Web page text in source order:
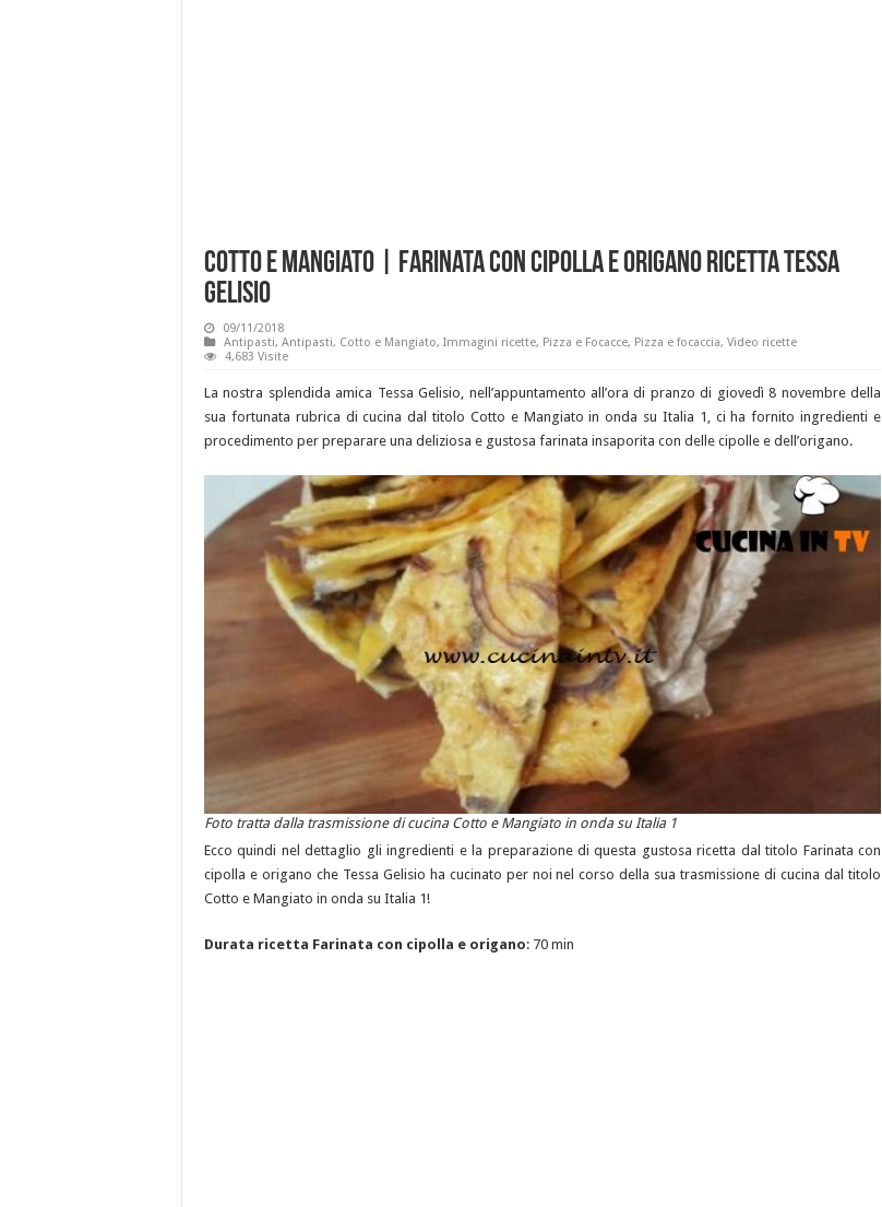
Cotto e Mangiato | Farinata con cipolla e origano ricetta Tessa
Gelisio
09/11/2018
Antipasti, Antipasti, Cotto e Mangiato, Immagini ricette, Pizza e Focacce, Pizza e focaccia, Video ricette
4,683 Visite
La nostra splendida amica Tessa Gelisio, nell’appuntamento all’ora di pranzo di giovedì 8 novembre della
sua fortunata rubrica di cucina dal titolo Cotto e Mangiato in onda su Italia 1, ci ha fornito ingredienti e
procedimento per preparare una deliziosa e gustosa farinata insaporita con delle cipolle e dell’origano.
Foto tratta dalla trasmissione di cucina Cotto e Mangiato in onda su Italia 1
Ecco quindi nel dettaglio gli ingredienti e la preparazione di questa gustosa ricetta dal titolo Farinata con
cipolla e origano che Tessa Gelisio ha cucinato per noi nel corso della sua trasmissione di cucina dal titolo
Cotto e Mangiato in onda su Italia 1!
Durata ricetta Farinata con cipolla e origano: 70 min